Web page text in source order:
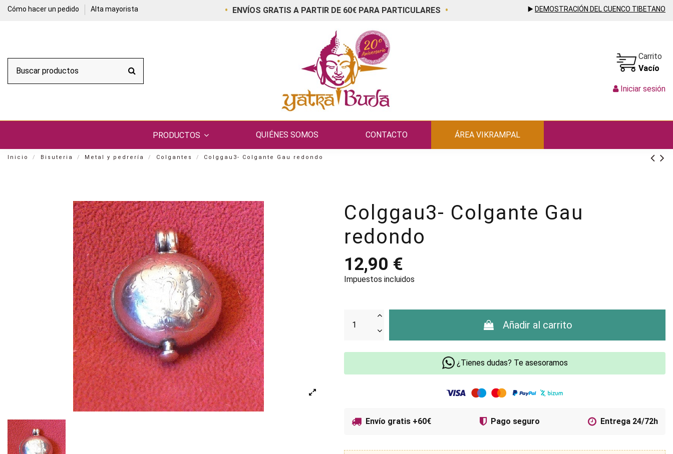
Cómo hacer un pedido Alta mayorista • ENVÍOS GRATIS A PARTIR DE 60€ PARA PARTICULARES • ▶️ DEMOSTRACIÓN DEL CUENCO TIBETANO
Carrito
Vacío
Iniciar sesión
PRODUCTOS QUIÉNES SOMOS CONTACTO ÁREA VIKRAMPAL
Inicio Bisuteria Metal y pedrería Colgantes Colggau3- Colgante Gau redondo
Colggau3- Colgante Gau
redondo
12,90 €
Impuestos incluidos
Añadir al carrito
¿Tienes dudas? Te asesoramos
Envío gratis +60€ Pago seguro Entrega 24/72h